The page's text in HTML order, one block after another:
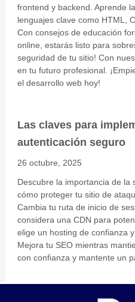
frontend y backend. Aprende
lenguajes clave como HTML,
Con consejos de educación
online, estarás listo para
seguridad de tu sitio! Con
en tu futuro profesional.
el desarrollo web hoy!
Las claves para
autenticación seguro
26 octubre, 2025
Descubre la importancia de la
cómo proteger tu sitio de
Cambia tu ruta de inicio de
considera una CDN para
elige un hosting de confianza
Mejora tu SEO mientras
con confianza y mantente un